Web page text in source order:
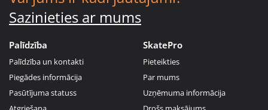
Sazinieties ar mums
Palīdzība
Palīdzība un kontakti
Piegādes informācija
Pasūtījuma statuss
SkatePro
Pieteikties
Par mums
Uzņēmuma informācija